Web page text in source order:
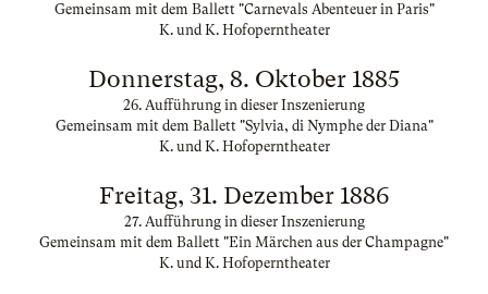
Gemeinsam mit dem Ballett "Carnevals Abenteuer in Paris"
K. und K. Hofoperntheater
Donnerstag, 8. Oktober 1885
26. Aufführung in dieser Inszenierung
Gemeinsam mit dem Ballett "Sylvia, di Nymphe der Diana"
K. und K. Hofoperntheater
Freitag, 31. Dezember 1886
27. Aufführung in dieser Inszenierung
Gemeinsam mit dem Ballett "Ein Märchen aus der Champagne"
K. und K. Hofoperntheater